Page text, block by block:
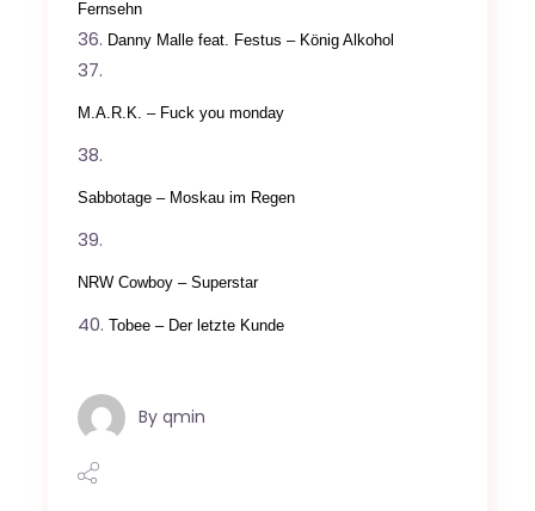
Fernsehn
Danny Malle feat. Festus – König Alkohol
M.A.R.K. – Fuck you monday
Sabbotage – Moskau im Regen
NRW Cowboy – Superstar
Tobee – Der letzte Kunde
By qmin